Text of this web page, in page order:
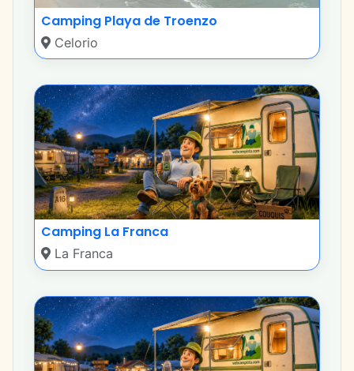
Camping Playa de Troenzo
Celorio
Camping La Franca
La Franca